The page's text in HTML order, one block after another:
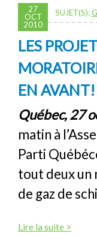
27
OCT
2010
SUJET(S):
LES
EN AVANT!
Québec, 27
matin à
Parti
tout deux un
de gaz de
Lire la suite >